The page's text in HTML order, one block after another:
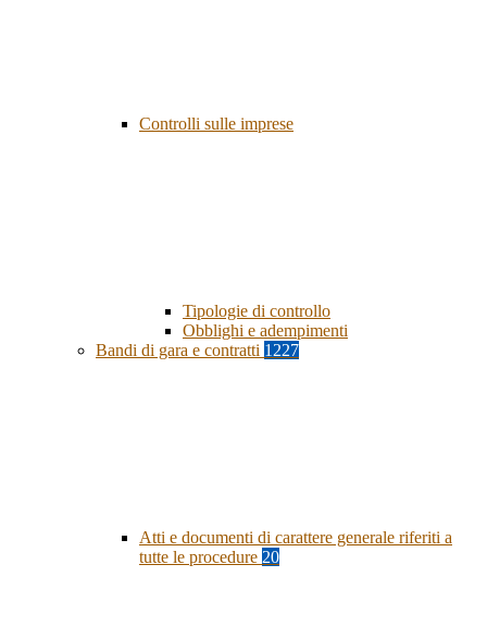
Controlli sulle imprese
Tipologie di controllo
Obblighi e adempimenti
Bandi di gara e contratti 1227
Atti e documenti di carattere generale riferiti a
tutte le procedure 20